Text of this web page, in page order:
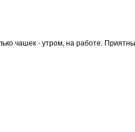
- утром, на работе.